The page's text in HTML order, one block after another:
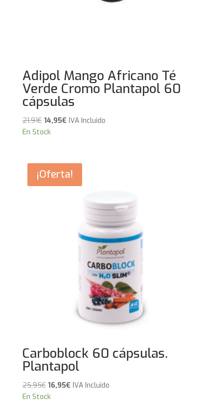
Adipol Mango Africano Té
Verde Cromo Plantapol 60
cápsulas
21,91€ El
precio
21,91€.
14,95€El
14,95€.
IVA Incluido
En Stock
¡Oferta!
Carboblock 60 cápsulas.
Plantapol
25,95€ El
precio
16,95€ElIVA Incluido
En Stock